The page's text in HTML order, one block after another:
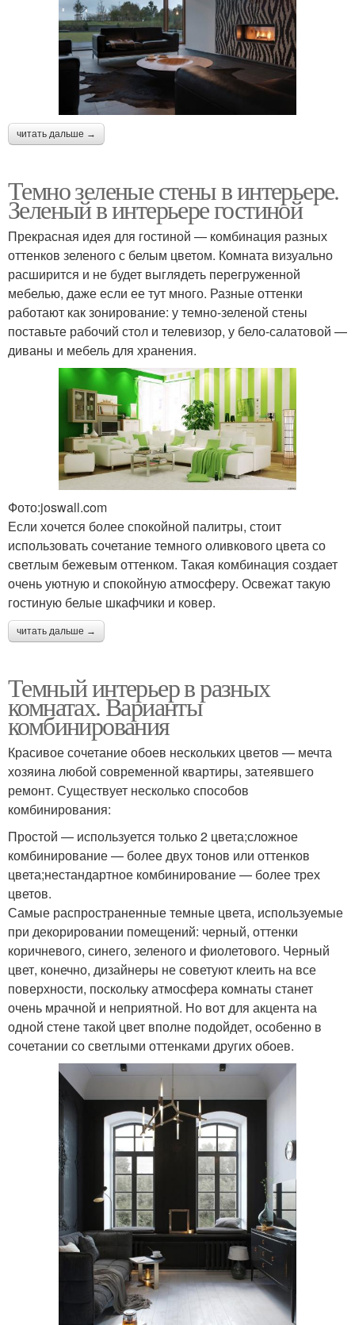
читать дальше →
Темно зеленые стены в интерьере.
Зеленый в интерьере гостиной
Прекрасная идея для гостиной — комбинация разных
оттенков зеленого с белым цветом. Комната визуально
расширится и не будет выглядеть перегруженной
мебелью, даже если ее тут много. Разные оттенки
работают как зонирование: у темно-зеленой стены
поставьте рабочий стол и телевизор, у бело-салатовой —
диваны и мебель для хранения.
Фото:joswall.com
Если хочется более спокойной палитры, стоит
использовать сочетание темного оливкового цвета со
светлым бежевым оттенком. Такая комбинация создает
очень уютную и спокойную атмосферу. Освежат такую
гостиную белые шкафчики и ковер.
читать дальше →
Темный интерьер в разных
комнатах. Варианты
комбинирования
Красивое сочетание обоев нескольких цветов — мечта
хозяина любой современной квартиры, затеявшего
ремонт. Существует несколько способов
комбинирования:
Простой — используется только 2 цвета;сложное
комбинирование — более двух тонов или оттенков
цвета;нестандартное комбинирование — более трех
цветов.
Самые распространенные темные цвета, используемые
при декорировании помещений: черный, оттенки
коричневого, синего, зеленого и фиолетового. Черный
цвет, конечно, дизайнеры не советуют клеить на все
поверхности, поскольку атмосфера комнаты станет
очень мрачной и неприятной. Но вот для акцента на
одной стене такой цвет вполне подойдет, особенно в
сочетании со светлыми оттенками других обоев.